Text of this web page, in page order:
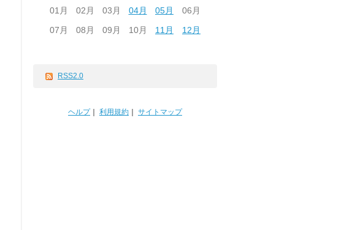
01月 02月 03月 04月 05月
06月
07月
08月 09月 10月 11月 12月
RSS2.0
ヘルプ｜ 利用規約 サイトマップ